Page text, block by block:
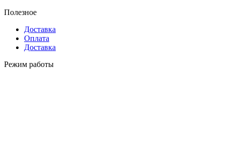
Полезное
Доставка
Оплата
Доставка
Режим работы